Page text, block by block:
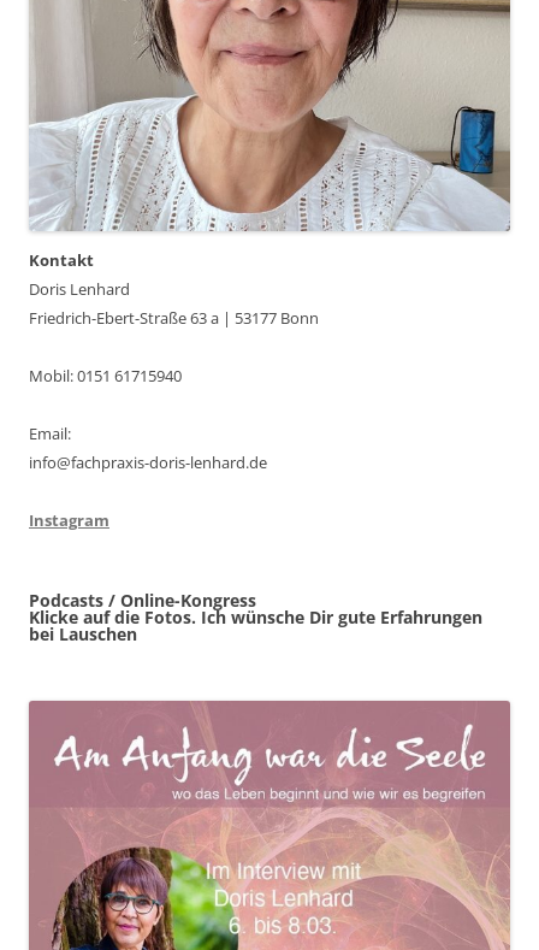
Kontakt
Doris Lenhard
Friedrich-Ebert-Straße 63 a | 53177 Bonn
Mobil: 0151 61715940
Email:
info@fachpraxis-doris-lenhard.de
Instagram
Podcasts / Online-Kongress
Klicke auf die Fotos. Ich wünsche Dir gute Erfahrungen
bei Lauschen